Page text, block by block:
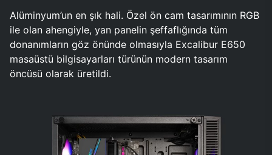
Alüminyum’un en şık hali. Özel ön cam tasarımının RGB
ile olan ahengiyle, yan panelin şeffaflığında tüm
donanımların göz önünde olmasıyla Excalibur E650
masaüstü bilgisayarları türünün modern tasarım
öncüsü olarak üretildi.